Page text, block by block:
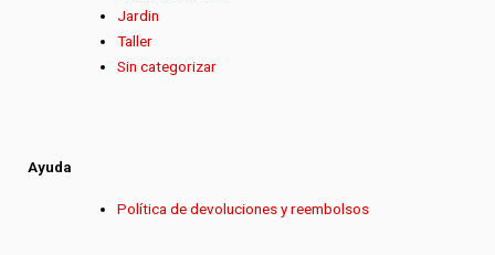
Jardin
Taller
Sin categorizar
Ayuda
Política de devoluciones y reembolsos